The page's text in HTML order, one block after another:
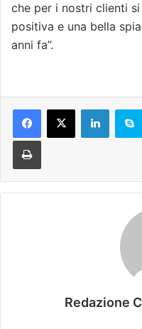
che per i nostri clienti
positiva e una bella
anni fa”.
Redazione